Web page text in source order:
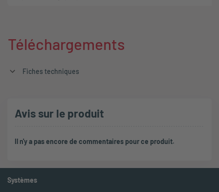
Téléchargements
Fiches techniques
Avis sur le produit
Il n'y a pas encore de commentaires pour ce produit.
Systèmes